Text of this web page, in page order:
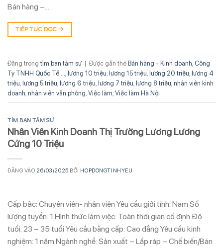
Bán hàng –…
TIẾP TỤC ĐỌC →
Đăng trong tìm bạn tâm sự | Được gắn thẻ Bán hàng - Kinh doanh Công
Ty TNHH Quốc Tế ...
lương 10 triệu lương 15 triệu lương 20 triệu lương 4
triệu lương 5 triệu lương 6 triệu lương 7 triệu lương 8 triệu nhân viên kinh
doanh nhân viên văn phòng Việc làm Việc làm Hà Nội
TÌM BẠN TÂM SỰ
Nhân Viên Kinh Doanh Thị Trường Lương Lương
Cứng 10 Triệu
ĐĂNG VÀO 26/03/2025 BỞI HOPDONGTINHYEU
Cấp bậc: Chuyên viên- nhân viên Yêu cầu giới tính: Nam Số
lượng tuyển: 1 Hình thức làm việc: Toàn thời gian cố định Độ
tuổi: 23 – 35 tuổi Yêu cầu bằng cấp: Cao đẳng Yêu cầu kinh
nghiệm: 1 năm Ngành nghề: Sản xuất – Lắp ráp – Chế biến/Bán